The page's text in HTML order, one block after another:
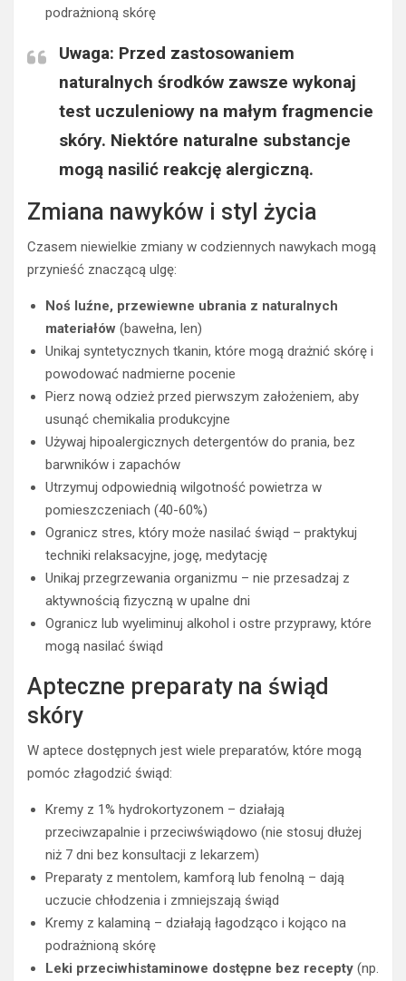
podrażnioną skórę
Uwaga: Przed zastosowaniem
naturalnych środków zawsze wykonaj
test uczuleniowy na małym fragmencie
skóry. Niektóre naturalne substancje
mogą nasilić reakcję alergiczną.
Zmiana nawyków i styl życia
Czasem niewielkie zmiany w codziennych nawykach mogą
przynieść znaczącą ulgę:
Noś luźne, przewiewne ubrania z naturalnych
materiałów (bawełna, len)
Unikaj syntetycznych tkanin, które mogą drażnić skórę i
powodować nadmierne pocenie
Pierz nową odzież przed pierwszym założeniem, aby
usunąć chemikalia produkcyjne
Używaj hipoalergicznych detergentów do prania, bez
barwników i zapachów
Utrzymuj odpowiednią wilgotność powietrza w
pomieszczeniach (40-60%)
Ogranicz stres, który może nasilać świąd – praktykuj
techniki relaksacyjne, jogę, medytację
Unikaj przegrzewania organizmu – nie przesadzaj z
aktywnością fizyczną w upalne dni
Ogranicz lub wyeliminuj alkohol i ostre przyprawy, które
mogą nasilać świąd
Apteczne preparaty na świąd
skóry
W aptece dostępnych jest wiele preparatów, które mogą
pomóc złagodzić świąd:
Kremy z 1% hydrokortyzonem – działają
przeciwzapalnie i przeciwświądowo (nie stosuj dłużej
niż 7 dni bez konsultacji z lekarzem)
Preparaty z mentolem, kamforą lub fenolną – dają
uczucie chłodzenia i zmniejszają świąd
Kremy z kalaminą – działają łagodząco i kojąco na
podrażnioną skórę
Leki przeciwhistaminowe dostępne bez recepty (np.